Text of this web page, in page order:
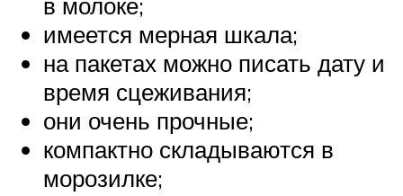
в молоке;
имеется мерная шкала;
на пакетах можно писать дату и
время сцеживания;
они очень прочные;
компактно складываются в
морозилке;